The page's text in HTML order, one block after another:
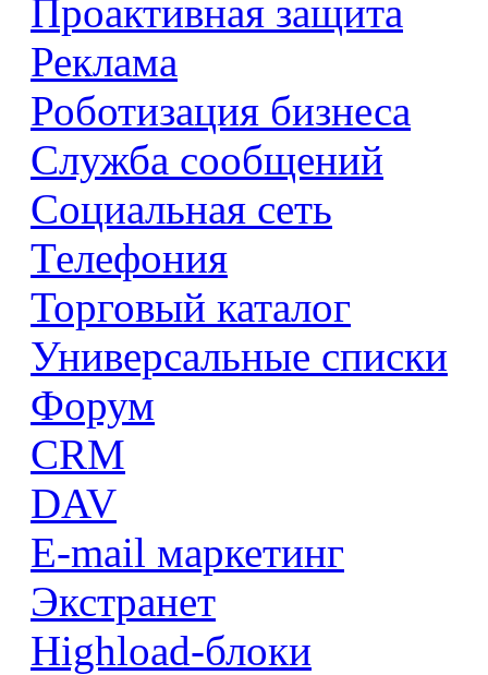
Проактивная защита
Реклама
Роботизация бизнеса
Служба сообщений
Социальная сеть
Телефония
Торговый каталог
Универсальные списки
Форум
CRM
DAV
E-mail маркетинг
Экстранет
Highload-блоки